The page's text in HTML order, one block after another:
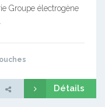
Groupe électrogène
Détails